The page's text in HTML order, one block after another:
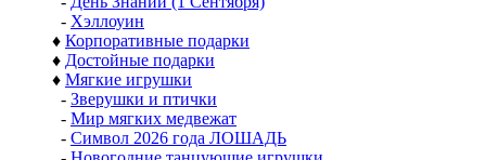
- Хэллоуин
♦ Корпоративные подарки
♦ Достойные подарки
♦ Мягкие игрушки
- Зверушки и птички
- Мир мягких медвежат
- Символ 2026 года ЛОШАДЬ